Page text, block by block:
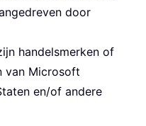
door
handelsmerken of
van Microsoft
en/of andere